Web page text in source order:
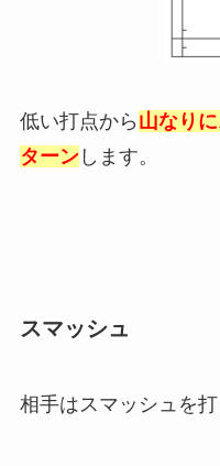
低い打点から 山なり
ターンします。
スマッシュ
相手はスマッシュを打